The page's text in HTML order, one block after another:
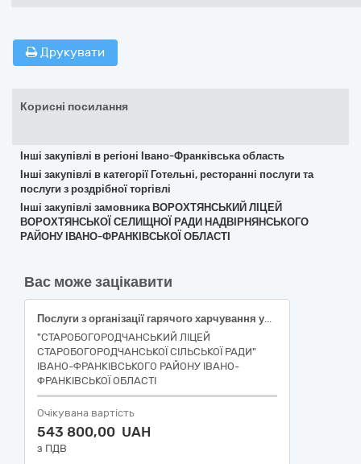
Друкувати
Корисні посилання
Інші закупівлі в регіоні Івано-Франківська область
Інші закупівлі в категорії Готельні, ресторанні послуги та
послуги з роздрібної торгівлі
Інші закупівлі замовника ВОРОХТЯНСЬКИЙ ЛІЦЕЙ
ВОРОХТЯНСЬКОЇ СЕЛИЩНОЇ РАДИ НАДВІРНЯНСЬКОГО
РАЙОНУ ІВАНО-ФРАНКІВСЬКОЇ ОБЛАСТІ
Вас може зацікавити
Послуги з організації гарячого харчування учнів 1-4 класів та учнів пільгових категорій за кодом ДК 021:2015 – 55320000-9 Послуги з організації харчування (деталізований код 55321000-6- Послуги з готування їжі)
"СТАРОБОГОРОДЧАНСЬКИЙ ЛІЦЕЙ
СТАРОБОГОРОДЧАНСЬКОЇ СІЛЬСЬКОЇ РАДИ"
ІВАНО-ФРАНКІВСЬКОГО РАЙОНУ ІВАНО-
ФРАНКІВСЬКОЇ ОБЛАСТІ
Очікувана вартість
543 800,00 UAH
з ПДВ